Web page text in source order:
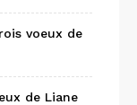
voeux de
de Liane